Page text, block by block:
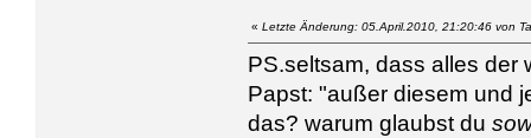
« Letzte Änderung: 05.April.2010, 21:20:46 von
PS.seltsam, dass alles der
Papst: "außer diesem und
das? warum glaubst du